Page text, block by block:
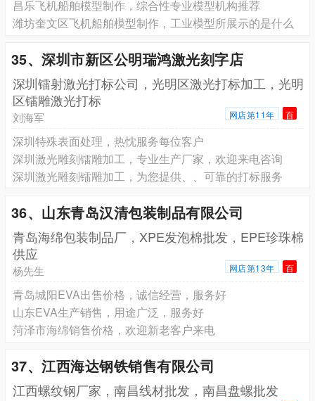
昌乐‌飞机船舶模型制作，综合性专业模型机构推荐
潍坊奎文区飞机船舶模型制作，工业模型所展示的是什么
35、深圳市新区公明瑞鸿激光刻字店
深圳镭射激光打标公司，光明区激光打标加工，光明
区镭雕激光打标
刘海军 网店第11年 百
深圳特殊表面处理，热忱服务每位客户
深圳激光雕刻镭雕加工，专业生产厂家，欢迎来电咨询
深圳激光雕刻镭雕加工，为您提供、、可靠的打标服务
36、山东青岛汉清包装制品有限公司
青岛海绵包装制品厂，XPE发泡棉批发，EPE珍珠棉
供应
杨先生 网店第13年 百
青岛城阳EVA出售价格，诚信经营，服务好
山东EVA生产销售，用途广泛，服务好
菏泽市海绵销售价格，欢迎新老客户来电
37、江西海达钢铁销售有限公司
江西螺纹钢厂家，南昌线材批发，南昌盘螺批发